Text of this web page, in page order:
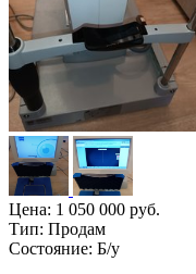
Цена: 1 050 000 руб.
Тип: Продам
Состояние: Б/у